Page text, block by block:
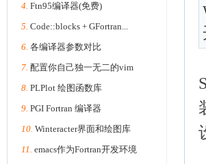
4. Ftn95编译器(免费)
5. Code::blocks + GFortran...
6. 各编译器参数对比
7. 配置你自己独一无二的vim
8. PLPlot 绘图函数库
9. PGI Fortran 编译器
10. Winteracter界面和绘图库
11. emacs作为Fortran开发环境